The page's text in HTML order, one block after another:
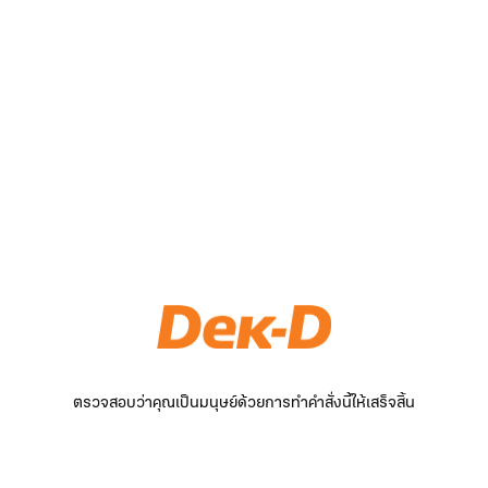
ตรวจสอบว่าคุณเป็นมนุษย์ด้วยการทำคำสั่งนี้ให้เสร็จสิ้น